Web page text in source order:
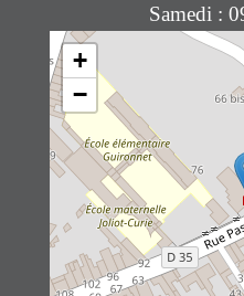
+
−
Samedi :